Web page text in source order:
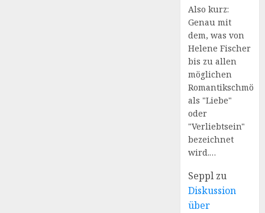
Also kurz:
Genau mit
dem, was von
Helene Fischer
bis zu allen
möglichen
als "Liebe"
oder
"Verliebtsein"
bezeichnet
wird.…
Seppl zu
Diskussion
über